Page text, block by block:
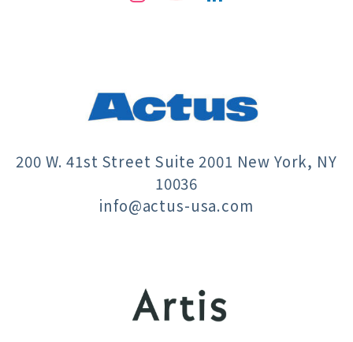
200 W. 41st Street Suite 2001 New York, NY
10036
info@actus-usa.com